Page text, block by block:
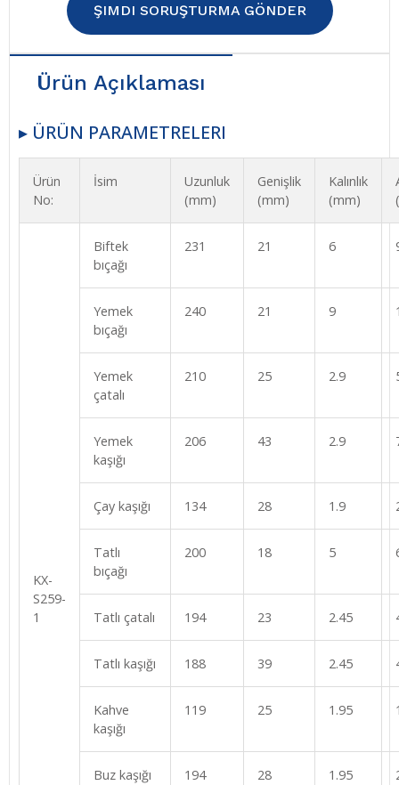
ŞIMDI SORUŞTURMA GÖNDER
Ürün Açıklaması
▸ ÜRÜN PARAMETRELERI
Ürün
No:
İsim
Uzunluk
(mm)
Genişlik
(mm)
Kalınlık
(mm)
KX-
S259-
1
Biftek
bıçağı
231 21 6
Yemek
bıçağı
240 21 9
Yemek
çatalı
210 25 2.9
Yemek
kaşığı
206 43 2.9
Çay kaşığı 134 28 1.9
Tatlı
bıçağı
200 18 5
Tatlı çatalı 194 23 2.45
Tatlı kaşığı 188 39 2.45
Kahve
kaşığı
119 25 1.95
Buz kaşığı 194 28 1.95